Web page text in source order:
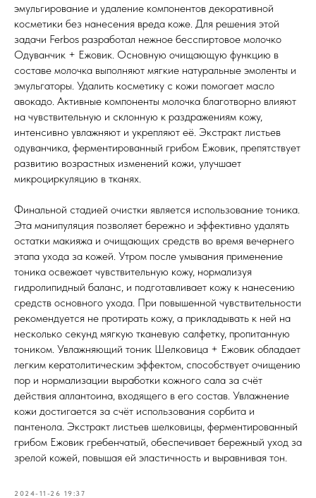
эмульгирование и удаление компонентов декоративной
косметики без нанесения вреда коже. Для решения этой
задачи Ferbos разработал нежное бесспиртовое молочко
Одуванчик + Ежовик. Основную очищающую функцию в
составе молочка выполняют мягкие натуральные эмоленты и
эмульгаторы. Удалить косметику с кожи помогает масло
авокадо. Активные компоненты молочка благотворно влияют
на чувствительную и склонную к раздражениям кожу,
интенсивно увлажняют и укрепляют её. Экстракт листьев
одуванчика, ферментированный грибом Ежовик, препятствует
развитию возрастных изменений кожи, улучшает
микроциркуляцию в тканях.
Финальной стадией очистки является использование тоника.
Эта манипуляция позволяет бережно и эффективно удалять
остатки макияжа и очищающих средств во время вечернего
этапа ухода за кожей. Утром после умывания применение
тоника освежает чувствительную кожу, нормализуя
гидролипидный баланс, и подготавливает кожу к нанесению
средств основного ухода. При повышенной чувствительности
рекомендуется не протирать кожу, а прикладывать к ней на
несколько секунд мягкую тканевую салфетку, пропитанную
тоником. Увлажняющий тоник Шелковица + Ежовик обладает
легким кератолитическим эффектом, способствует очищению
пор и нормализации выработки кожного сала за счёт
действия аллантоина, входящего в его состав. Увлажнение
кожи достигается за счёт использования сорбита и
пантенола. Экстракт листьев шелковицы, ферментированный
грибом Ежовик гребенчатый, обеспечивает бережный уход за
зрелой кожей, повышая ей эластичность и выравнивая тон.
2024-11-26 19:37